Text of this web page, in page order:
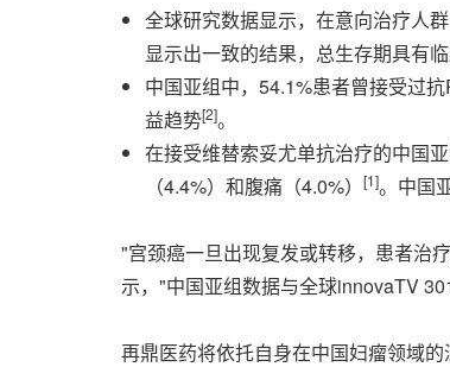
全球研究数据显示，在意向治疗人
显示出一致的结果，总生存期具有
中国亚组中，54.1%患者曾接受过
益趋势[2]。
在接受维替索妥尤单抗治疗的中国
（4.4%）和腹痛（4.0%）
[1]。中国
"宫颈癌一旦出现复发或转移，患者治
示，"中国亚组数据与全球innovaTV
再鼎医药将依托自身在中国妇瘤领域